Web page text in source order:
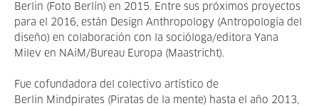
Berlin (Foto Berlín) en 2015. Entre sus próximos proyectos
para el 2016, están Design Anthropology (Antropología del
diseño) en colaboración con la socióloga/editora Yana
Milev en NAiM/Bureau Europa (Maastricht).
Fue cofundadora del colectivo artístico de
Berlin Mindpirates (Piratas de la mente) hasta el año 2013,